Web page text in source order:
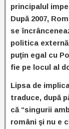
principalul
După 2007,
se
politica
puţin egal cu
fie pe locul al
Lipsa de
traduce, după
că “singurii
români şi nu e